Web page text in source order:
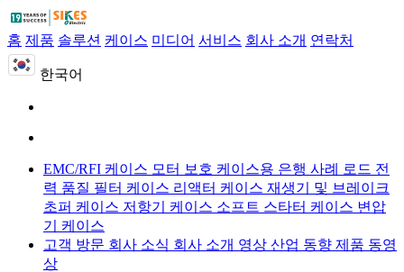
홈 제품 솔루션 케이스 미디어 서비스 회사 소개 연락처
한국어
EMC/RFI 케이스 모터 보호 케이스용 은행 사례 로드 전
력 품질 필터 케이스 리액터 케이스 재생기 및 브레이크
초퍼 케이스 저항기 케이스 소프트 스타터 케이스 변압
기 케이스
고객 방문 회사 소식 회사 소개 영상 산업 동향 제품 동영
상